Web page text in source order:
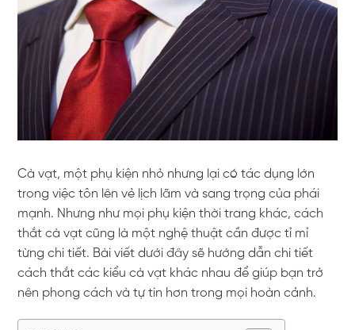
Cà vạt, một phụ kiện nhỏ nhưng lại có tác dụng lớn
trong việc tôn lên vẻ lịch lãm và sang trọng của phái
mạnh. Nhưng như mọi phụ kiện thời trang khác, cách
thắt cà vạt cũng là một nghệ thuật cần được tỉ mỉ
từng chi tiết. Bài viết dưới đây sẽ hướng dẫn chi tiết
cách thắt các kiểu cà vạt khác nhau để giúp bạn trở
nên phong cách và tự tin hơn trong mọi hoàn cảnh.